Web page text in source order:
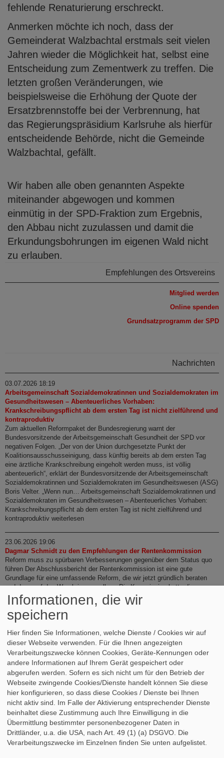
fehlende Renaturierung erschreckt.
Anmerken möchte ich noch, dass der
Gemeinderat Walzbachtal erstmals seit vielen
Jahren wieder die Möglichkeit hat, selbst eine
Entscheidung zum Zementwerk zu treffen. Die
letzten großen Veränderungen, wie
beispielsweise die Erhöhung der Quote der
Ersatzbrennstoffe bei der Verbrennung, hat
das Regierungspräsidium Karlsruhe als hierfür
entscheidende Behörde, nicht die Gemeinde
Walzbachtal, gefällt.
Wir haben alle oben genannten Aspekte
miteinander abgewogen und kommen
einmütig in der SPD-Fraktion zum Ergebnis,
den Abbau nicht zuzulassen und damit die
Erkundungsbohrungen im eigenen Wald nicht
zu erlauben.
Empfehlungen des Ortsvereins
Mitglied werden
Online spenden
Grundsatzprogramm der SPD
Nachrichten
03.07.2026 18:19
Arbeitsgemeinschaft Sozialdemokratinnen und Sozialdemokraten im
Gesundheitswesen – Abenteuerliches Vorhaben:
Krankschreibungspflicht ab dem ersten Tag ist nicht zielführend und
kontraproduktiv
Zum aktuellen Reformpaket der Bundesregierung warnt der
Bundesvorsitzende der Arbeitsgemeinschaft Gesundheit der SPD vor
negativen Folgen. „Der von der Union durchgesetzte Punkt der
Koalitionsausschusseinigung, dass künftig bereits ab dem ersten Tag
eine ärztliche Krankschreibung eingeholt werden muss, ist völlig
abenteuerlich“, erklärt der Bundesvorsitzende der Arbeitsgemeinschaft
Sozialdemokratinnen und Sozialdemokraten im Gesundheitswesen (ASG)
Boris Velter. „Wenn nun… Arbeitsgemeinschaft Sozialdemokratinnen und
Sozialdemokraten im Gesundheitswesen – Abenteuerliches Vorhaben:
Krankschreibungspflicht ab dem ersten Tag ist nicht zielführend und
kontraproduktiv weiterlesen
23.06.2026 19:06
Dagmar Schmidt zu den Empfehlungen der Rentenkommission
Reform muss zu spürbaren Verbesserungen gegenüber dem Status quo
führen Der Abschlussbericht der Rentenkommission ist eine gute
Grundlage für eine umfassende Reform, die wir jetzt gründlich beraten
und dann auf den Weg bringen wollen. „Die Kommission hatte die
Aufgabe, Vorschläge zu entwickeln, wie insbesondere Menschen mit
kleinen und mittleren Einkommen ihren Lebensstandard im Alter sichern…
Dagmar Schmidt zu den Empfehlungen der Rentenkommission
weiterlesen
20.06.2026 12:14
Gabriela Heinrich zum Weltflüchtlingstag
117 Millionen Menschen auf der Flucht Gabriela Heinrich,
menschenrechtspolitische Sprecherin: Am 20. Juni, dem
Weltflüchtlingstag der Vereinten Nationen, wird daran erinnert, dass
Millionen Menschen gezwungenermaßen ihre Heimat verlassen mussten.
Hinter den Zahlen stehen persönliche Geschichten und individuelle
Schicksale. „Aktuell sind weltweit über 117 Millionen Menschen auf der
Flucht, darunter viele Kinder, oftmals ohne die Begleitung… Gabriela
Heinrich zum Weltflüchtlingstag weiterlesen
Informationen, die wir
speichern
Hier finden Sie Informationen, welche Dienste / Cookies wir auf
dieser Webseite verwenden. Für die Ihnen angezeigten
Verarbeitungszwecke können Cookies, Geräte-Kennungen oder
andere Informationen auf Ihrem Gerät gespeichert oder
abgerufen werden. Sofern es sich nicht um für den Betrieb der
Webseite zwingende Cookies/Dienste handelt können Sie diese
hier konfigurieren, so dass diese Cookies / Dienste bei Ihnen
nicht aktiv sind. Im Falle der Aktivierung entsprechender Dienste
beinhaltet diese Zustimmung auch Ihre Einwilligung in die
Übermittlung bestimmter personenbezogener Daten in
Drittländer, u.a. die USA, nach Art. 49 (1) (a) DSGVO. Die
Verarbeitungszwecke im Einzelnen finden Sie unten aufgelistet.